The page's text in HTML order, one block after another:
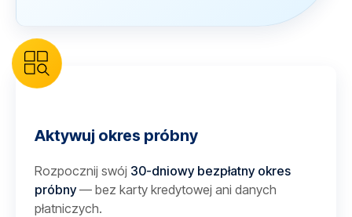
Aktywuj okres próbny
Rozpocznij swój 30-dniowy bezpłatny okres
próbny— bez karty kredytowej ani danych
płatniczych.